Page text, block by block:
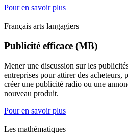
Pour en savoir plus
Français arts langagiers
Publicité efficace (MB)
Mener une discussion sur les
entreprises pour attirer des acheteurs,
créer une publicité radio ou une
nouveau produit.
Pour en savoir plus
Les mathématiques